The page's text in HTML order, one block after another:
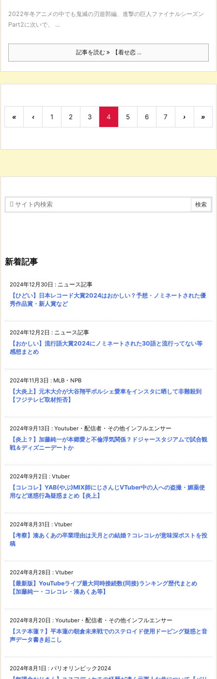
2022年冬アニメの中でも鬼滅の刃遊郭編、進撃の巨人ファイナルシーズン
Part2に次いで、 ...
記事を読む 【着せ恋 ...
« ‹ 1 2 3 4 5 6 7 › »
新着記事
2024年12月30日 : ニュース記事
【ひどい】日本レコード大賞2024はおかしい？予想・ノミネートされた優
秀作品賞・新人賞など
2024年12月2日 : ニュース記事
【おかしい】流行語大賞2024にノミネートされた30語と流行ってない等
感想まとめ
2024年11月3日 : MLB・NPB
【大炎上】元木大介が大谷翔平ポルシェ愛車をインスタに晒して非難殺到
【フジテレビ取材拒否】
2024年9月13日 : Youtuber・配信者・その他インフルエンサー
【炎上？】加藤純一が本郷愛と不倫浮気関係？ドジャースタジアムで試合観
戦＆ディズニーデートか
2024年9月2日 : Vtuber
【コレコレ】YAB(やぶ)MIX師にじさんじVTuber中の人への盗撮・媚薬使
用など迷惑行為疑惑まとめ【炎上】
2024年8月31日 : Vtuber
【考察】湊あくあの卒業理由は天月との結婚？コレコレが意味深ポストを投
稿
2024年8月28日 : Vtuber
【最新版】YouTubeライブ最大同時接続数(同接)ランキング歴代まとめ
【加藤純一・コレコレ・湊あくあ等】
2024年8月20日 : Youtuber・配信者・その他インフルエンサー
【ステ本蓮？】平本蓮の朝倉未来戦でのステロイド使用ドーピング疑惑と音
声データ書き起こし
2024年8月1日 : パリオリンピック2024